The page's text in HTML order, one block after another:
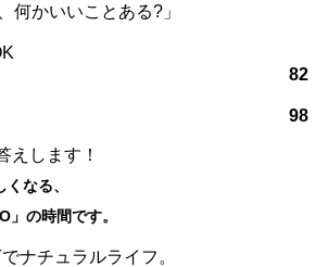
何かいいことある?」
えします！
なる、
」の時間です。
ナチュラルライフ。
82
98